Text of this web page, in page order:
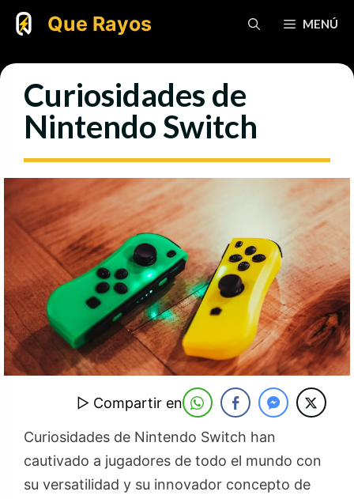
Saltar
Que Rayos MENÚ
Curiosidades de
Nintendo Switch
▷ Compartir en
Curiosidades de Nintendo Switch han
cautivado a jugadores de todo el mundo con
su versatilidad y su innovador concepto de